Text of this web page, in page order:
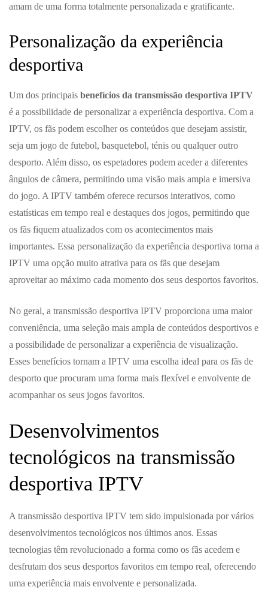
amam de uma forma totalmente personalizada e gratificante.
Personalização da experiência
desportiva
Um dos principais benefícios da transmissão desportiva IPTV
é a possibilidade de personalizar a experiência desportiva. Com a
IPTV, os fãs podem escolher os conteúdos que desejam assistir,
seja um jogo de futebol, basquetebol, ténis ou qualquer outro
desporto. Além disso, os espetadores podem aceder a diferentes
ângulos de câmera, permitindo uma visão mais ampla e imersiva
do jogo. A IPTV também oferece recursos interativos, como
estatísticas em tempo real e destaques dos jogos, permitindo que
os fãs fiquem atualizados com os acontecimentos mais
importantes. Essa personalização da experiência desportiva torna a
IPTV uma opção muito atrativa para os fãs que desejam
aproveitar ao máximo cada momento dos seus desportos favoritos.
No geral, a transmissão desportiva IPTV proporciona uma maior
conveniência, uma seleção mais ampla de conteúdos desportivos e
a possibilidade de personalizar a experiência de visualização.
Esses benefícios tornam a IPTV uma escolha ideal para os fãs de
desporto que procuram uma forma mais flexível e envolvente de
acompanhar os seus jogos favoritos.
Desenvolvimentos
tecnológicos na transmissão
desportiva IPTV
A transmissão desportiva IPTV tem sido impulsionada por vários
desenvolvimentos tecnológicos nos últimos anos. Essas
tecnologias têm revolucionado a forma como os fãs acedem e
desfrutam dos seus desportos favoritos em tempo real, oferecendo
uma experiência mais envolvente e personalizada.